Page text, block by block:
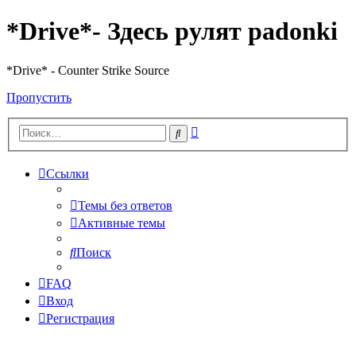
*Drive*- Здесь рулят padonki
*Drive* - Counter Strike Source
Пропустить
Поиск
Ссылки
Темы без ответов
Активные темы
Поиск
FAQ
Вход
Регистрация